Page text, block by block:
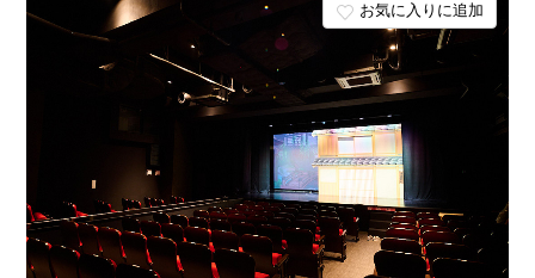
お気に入りに追加